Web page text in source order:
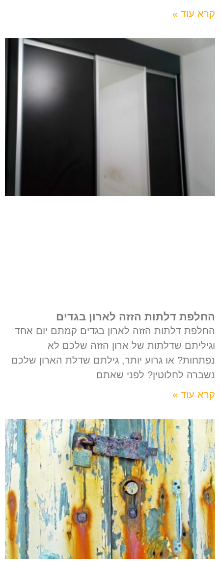
קרא עוד »
החלפת דלתות הזזה לארון בגדים
החלפת דלתות הזזה לארון בגדים קמתם יום אחד
וגיליתם שדלתות של ארון הזזה שלכם לא
נפתחות? או גרוע יותר, גילתם שדלת הארון שלכם
נשברה לחלוטין? לפני שאתם
קרא עוד »